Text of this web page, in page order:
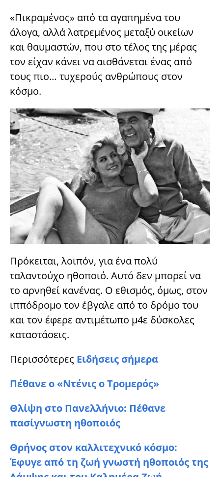
«Πικραμένος» από τα αγαπημένα του
άλογα, αλλά λατρεμένος μεταξύ οικείων
και θαυμαστών, που στο τέλος της μέρας
τον είχαν κάνει να αισθάνεται ένας από
τους πιο… τυχερούς ανθρώπους στον
κόσμο.
Πρόκειται, λοιπόν, για ένα πολύ
ταλαντούχο ηθοποιό. Αυτό δεν μπορεί να
το αρνηθεί κανένας. Ο εθισμός, όμως, στον
ιππόδρομο τον έβγαλε από το δρόμο του
και τον έφερε αντιμέτωπο μ4ε δύσκολες
καταστάσεις.
Περισσότερες Ειδήσεις σήμερα
Πέθανε ο «Ντένις ο Τρομερός»
Θλίψη στο Πανελλήνιο: Πέθανε
πασίγνωστη ηθοποιός
Θρήνος στον καλλιτεχνικό κόσμο:
Έφυγε από τη ζωή γνωστή ηθοποιός της